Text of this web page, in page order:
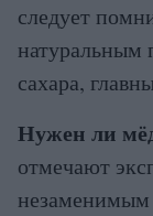
следует
натуральным
сахара,
Нужен ли
отмечают